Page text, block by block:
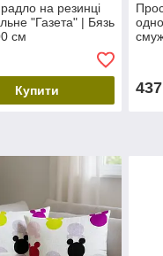
на резинці
"Газета" | Бязь
см
Купити 437